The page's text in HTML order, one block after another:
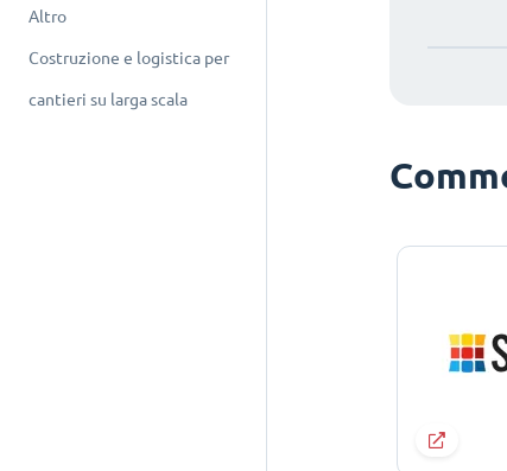
Altro
Costruzione e logistica per
cantieri su larga scala